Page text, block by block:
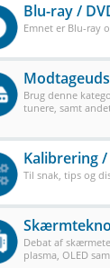
Blu-ray /
Emnet er Blu-ray
Brug denne
tunere, samt
Kalibrering
Til snak, tips og
Debat af
plasma, OLED